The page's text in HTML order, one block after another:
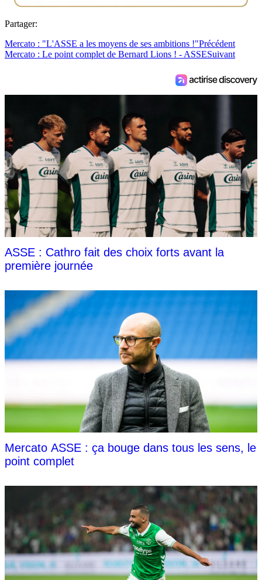
Partager:
Mercato : "L'ASSE a les moyens de ses ambitions !"Précédent
Mercato : Le point complet de Bernard Lions ! - ASSESuivant
ASSE : Cathro fait des choix forts avant la
première journée
Mercato ASSE : ça bouge dans tous les sens, le
point complet